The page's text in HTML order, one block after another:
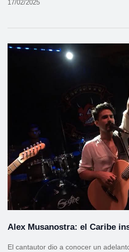
17/02/2025
Alex Musanostra: el Caribe
El cantautor dio a conocer un